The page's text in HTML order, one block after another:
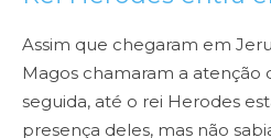
Assim que chegaram em
Magos chamaram a atenção
seguida, até o rei Herodes
presença deles, mas não